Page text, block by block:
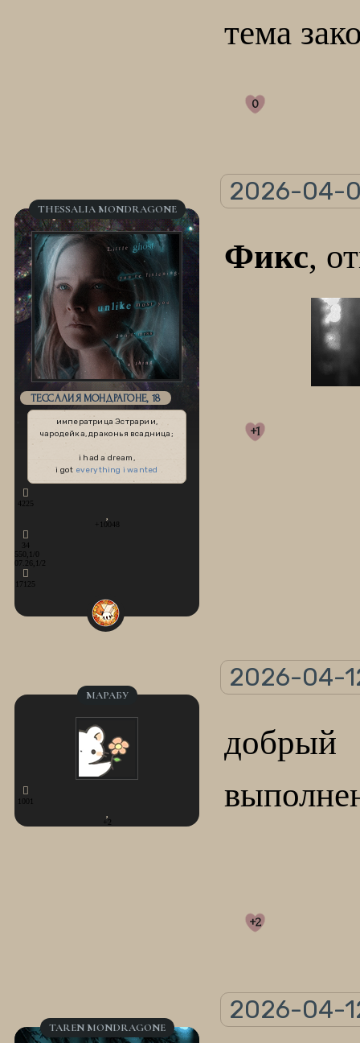
тема
0
2026-04-
THESSALIA MONDRAGONE
ТЕССАЛИЯ МОНДРАГОНЕ, 18
императрица Эстрарии,
чародейка, драконья всадница;
i had a dream,
i got everything i wanted
4225
+10048
34
550,1/0
07.26,1/2
17125
Фикс,
+1
2026-04-
МАРАБУ
1001
+2
+2
2026-04-
TAREN MONDRAGONE